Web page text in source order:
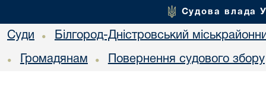
Судова влада
Суди • Білгород-Дністровський
• Громадянам • Повернення судового збору